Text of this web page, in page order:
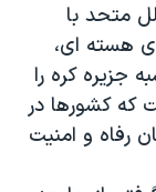
متحد با
هسته ای،
جزیره کره را
که کشورها در
رفاه و امنیت